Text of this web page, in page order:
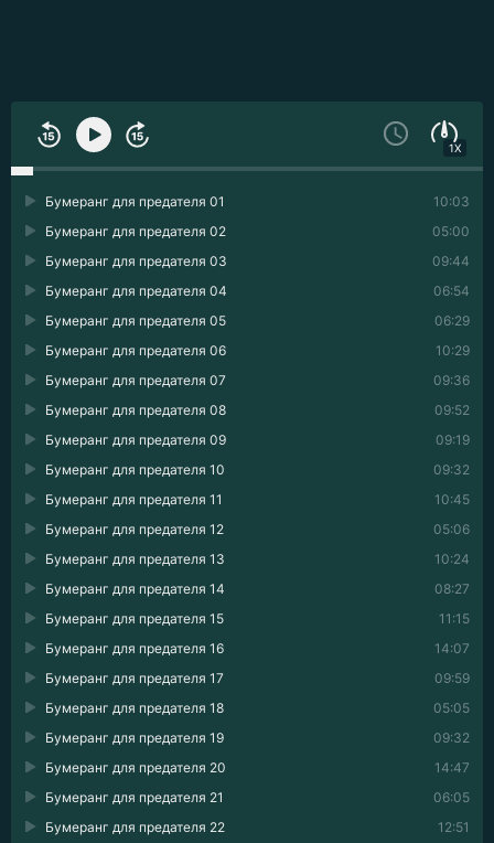
1X
10:03
Бумеранг для предателя 01
05:00
Бумеранг для предателя 02
09:44
Бумеранг для предателя 03
06:54
Бумеранг для предателя 04
06:29
Бумеранг для предателя 05
10:29
Бумеранг для предателя 06
09:36
Бумеранг для предателя 07
09:52
Бумеранг для предателя 08
09:19
Бумеранг для предателя 09
09:32
Бумеранг для предателя 10
10:45
Бумеранг для предателя 11
05:06
Бумеранг для предателя 12
10:24
Бумеранг для предателя 13
08:27
Бумеранг для предателя 14
11:15
Бумеранг для предателя 15
14:07
Бумеранг для предателя 16
09:59
Бумеранг для предателя 17
05:05
Бумеранг для предателя 18
09:32
Бумеранг для предателя 19
14:47
Бумеранг для предателя 20
06:05
Бумеранг для предателя 21
12:51
Бумеранг для предателя 22